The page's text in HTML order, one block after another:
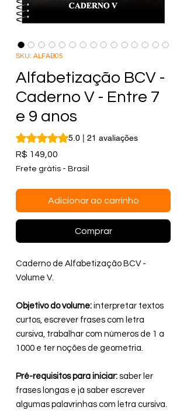
SKU: ALFAB05
Alfabetização BCV -
Caderno V - Entre 7
e 9 anos
A classificação é 5.0 de 5 estrelas com
5.0 | 21 avaliações
R$ 149,00
Frete grátis - Brasil
Adicionar ao carrinho
Comprar
Caderno de Alfabetização BCV -
Volume V.
Objetivo do volume: interpretar textos
curtos, escrever frases com letra
cursiva, trabalhar com números de 1 a
1000 e ter noções de geometria.
Pré-requisitos para iniciar: saber ler
frases longas e já saber escrever
algumas palavrinhas com letra cursiva.